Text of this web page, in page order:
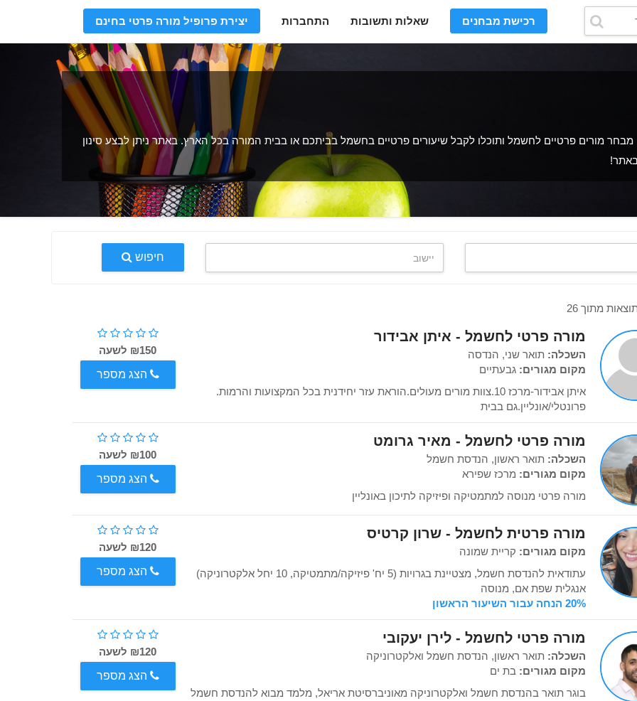
רכישת מבחנים שאלות ותשובות התחברות יצירת פרופיל מורה פרטי בחינם
מורים פרטיים לחשמל ותוכלו לקבל שיעורים פרטיים בחשמל בביתכם או בבית המורה בכל הארץ. באתר ניתן לבצע סינון
חיפוש
מורה פרטי לחשמל - איתן אבידור
השכלה: תואר שני, הנדסה
מקום מגורים: גבעתיים
איתן אבידור-מרכז 10.צוות מורים מעולים.הוראת עזר יחידנית בכל המקצועות והרמות.
פרונטלי/אונליין.גם בבית
₪150 לשעה
הצג מספר
מורה פרטי לחשמל - מאיר גרומט
השכלה: תואר ראשון, הנדסת חשמל
מקום מגורים: מרכז שפירא
מורה פרטי מנוסה למתמטיקה ופיזיקה לתיכון באונליין
₪100 לשעה
הצג מספר
מורה פרטית לחשמל - שרון קרטיס
מקום מגורים: קריית שמונה
עתודאית להנדסת חשמל, מצטיינת בגרויות (5 יח' פיזיקה/מתמטיקה, 10 יחל אלקטרוניקה)
אנגלית שפת אם, מנוסה
20% הנחה עבור השיעור הראשון
₪120 לשעה
הצג מספר
מורה פרטי לחשמל - לירן יעקובי
השכלה: תואר ראשון, הנדסת חשמל ואלקטרוניקה
מקום מגורים: בת ים
בוגר תואר בהנדסת חשמל ואלקטרוניקה מאוניברסיטת אריאל, מלמד מבוא להנדסת חשמל
₪120 לשעה
הצג מספר